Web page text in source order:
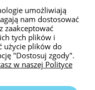
umożliwiają
nam dostosować
zaakceptować
tych plików i
użycie plików do
"Dostosuj zgody".
w naszej Polityce